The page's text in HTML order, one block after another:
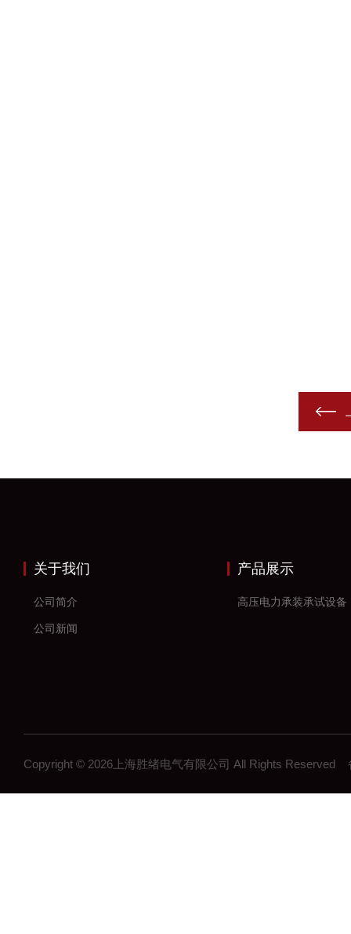
关于我们
公司简介
公司新闻
产品展示
高压电力承装承试设备
Copyright © 2026上海胜绪电气有限公司 All Rights Reserved